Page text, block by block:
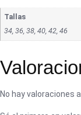
Tallas
34, 36, 38, 40, 42, 46
No hay valoraciones